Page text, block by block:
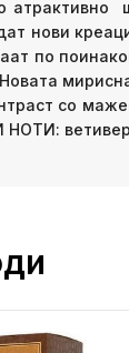
нови
по
мирисна
со